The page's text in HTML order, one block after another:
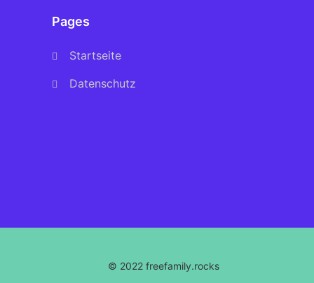
Pages
Startseite
Datenschutz
© 2022 freefamily.rocks